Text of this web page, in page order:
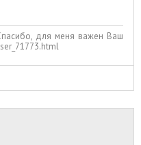
для меня важен Ваш